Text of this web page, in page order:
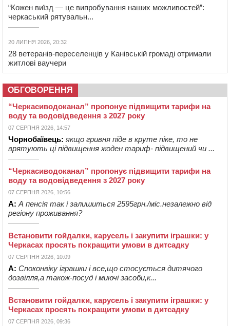
“Кожен виїзд — це випробування наших можливостей”:
черкаський рятувальн...
20 ЛИПНЯ 2026, 20:32
28 ветеранів-переселенців у Канівській громаді отримали
житлові ваучери
ОБГОВОРЕННЯ
“Черкасиводоканал” пропонує підвищити тарифи на
воду та водовідведення з 2027 року
07 СЕРПНЯ 2026, 14:57
Чорнобаївець: якщо гривня піде в круте піке, то не
врятують ці підвищення жоден тариф- підвищений чи ...
“Черкасиводоканал” пропонує підвищити тарифи на
воду та водовідведення з 2027 року
07 СЕРПНЯ 2026, 10:56
А: А пенсія так і залишиться 2595грн./міс.незалежно від
регіону проживання?
Встановити гойдалки, карусель і закупити іграшки: у
Черкасах просять покращити умови в дитсадку
07 СЕРПНЯ 2026, 10:09
А: Споконвіку іграшки і все,що стосується дитячого
дозвілля,а також-посуд і миючі засоби,к...
Встановити гойдалки, карусель і закупити іграшки: у
Черкасах просять покращити умови в дитсадку
07 СЕРПНЯ 2026, 09:36